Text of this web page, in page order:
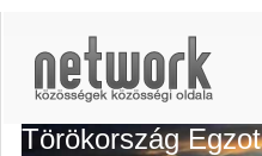
Törökország